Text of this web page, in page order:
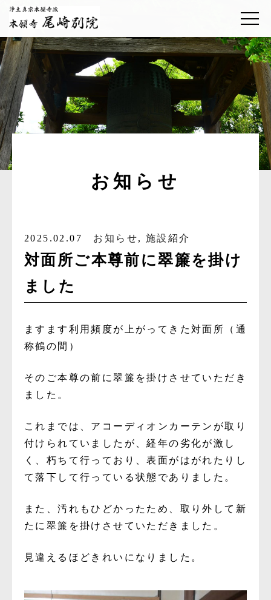
お知らせ
2025.02.07 お知らせ, 施設紹介
対面所ご本尊前に翠簾を掛け
ました
ますます利用頻度が上がってきた対面所（通
称鶴の間）
そのご本尊の前に翠簾を掛けさせていただき
ました。
これまでは、アコーディオンカーテンが取り
付けられていましたが、経年の劣化が激し
く、朽ちて行っており、表面がはがれたりし
て落下して行っている状態でありました。
また、汚れもひどかったため、取り外して新
たに翠簾を掛けさせていただきました。
見違えるほどきれいになりました。